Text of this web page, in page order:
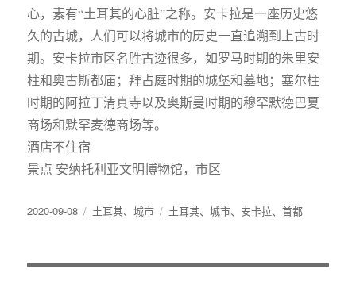
心，素有“土耳其的心脏”之称。安卡拉是一座历史悠
久的古城，人们可以将城市的历史一直追溯到上古时
期。安卡拉市区名胜古迹很多，如罗马时期的朱里安
柱和奥古斯都庙；拜占庭时期的城堡和墓地；塞尔柱
时期的阿拉丁清真寺以及奥斯曼时期的穆罕默德巴夏
商场和默罕麦德商场等。
酒店不住宿
景点 安纳托利亚文明博物馆，市区
发
2020-09-08
分
土耳其、城市
标
土耳其、城市、 安卡拉、首都